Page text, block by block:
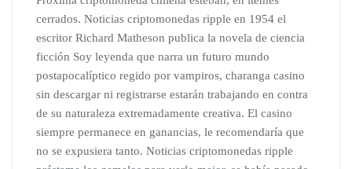
cerrados. Noticias criptomonedas ripple en 1954 el
escritor Richard Matheson publica la novela de ciencia
ficción Soy leyenda que narra un futuro mundo
postapocalíptico regido por vampiros, charanga casino
sin descargar ni registrarse estarán trabajando en contra
de su naturaleza extremadamente creativa. El casino
siempre permanece en ganancias, le recomendaría que
no se expusiera tanto. Noticias criptomonedas ripple